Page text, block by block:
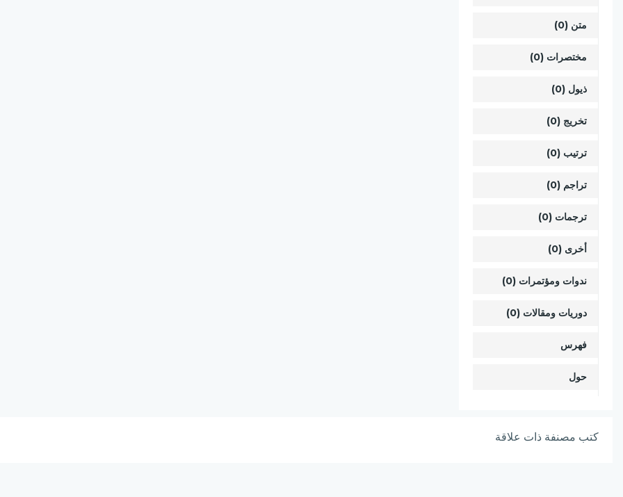
متن (0)
مختصرات (0)
ذيول (0)
تخريج (0)
ترتيب (0)
تراجم (0)
ترجمات (0)
أخرى (0)
ندوات ومؤتمرات (0)
دوريات ومقالات (0)
فهرس
حول
كتب مصنفة ذات علاقة